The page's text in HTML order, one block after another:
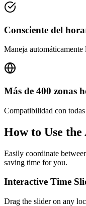
Consciente del
Maneja
Más de 400 zonas
Compatibilidad con
How to Use the
Easily coordinate
saving time for you.
Interactive Time
Drag the slider on any